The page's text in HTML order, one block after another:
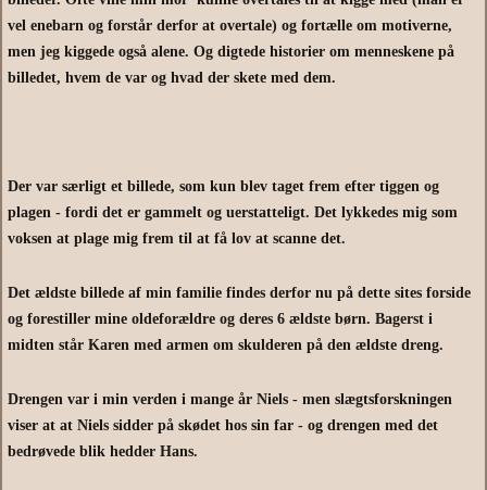
vel enebarn og forstår derfor at overtale) og fortælle om motiverne,
men jeg kiggede også alene. Og digtede historier om menneskene på
billedet, hvem de var og hvad der skete med dem.
Der var særligt et billede, som kun blev taget frem efter tiggen og
plagen - fordi det er gammelt og uerstatteligt. Det lykkedes mig som
voksen at plage mig frem til at få lov at scanne det.
Det ældste billede af min familie findes derfor nu på dette sites forside
og forestiller mine oldeforældre og deres 6 ældste børn. Bagerst i
midten står Karen med armen om skulderen på den ældste dreng.
Drengen var i min verden i mange år Niels - men slægtsforskningen
viser at at Niels sidder på skødet hos sin far - og drengen med det
bedrøvede blik hedder Hans.